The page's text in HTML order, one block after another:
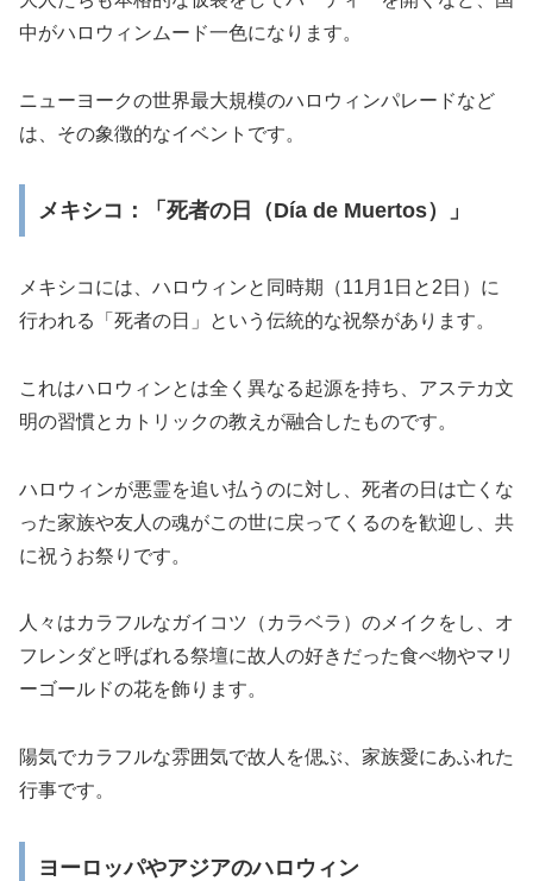
中がハロウィンムード一色になります。
ニューヨークの世界最大規模のハロウィンパレードなど
は、その象徴的なイベントです。
メキシコ：「死者の日（Día de Muertos）」
メキシコには、ハロウィンと同時期（11月1日と2日）に
行われる「死者の日」という伝統的な祝祭があります。
これはハロウィンとは全く異なる起源を持ち、アステカ文
明の習慣とカトリックの教えが融合したものです。
ハロウィンが悪霊を追い払うのに対し、死者の日は亡くな
った家族や友人の魂がこの世に戻ってくるのを歓迎し、共
に祝うお祭りです。
人々はカラフルなガイコツ（カラベラ）のメイクをし、オ
フレンダと呼ばれる祭壇に故人の好きだった食べ物やマリ
ーゴールドの花を飾ります。
陽気でカラフルな雰囲気で故人を偲ぶ、家族愛にあふれた
行事です。
ヨーロッパやアジアのハロウィン